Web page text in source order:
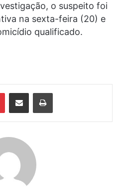
o suspeito foi
na sexta-feira (20) e
qualificado.
PinterestCompartilhar via e-mail Imprimir